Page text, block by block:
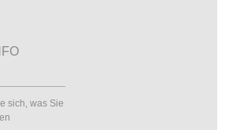
sich, was Sie